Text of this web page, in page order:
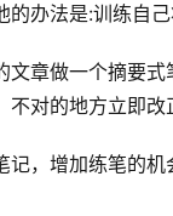
办法是:训练自
文章做一个摘要
对的地方立即改
记，增加练笔的